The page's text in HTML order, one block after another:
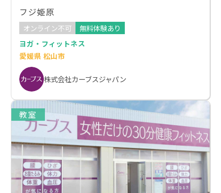
フジ姫原
オンライン不可
無料体験あり
ヨガ・フィットネス
愛媛県 松山市
株式会社カーブスジャパン
教室